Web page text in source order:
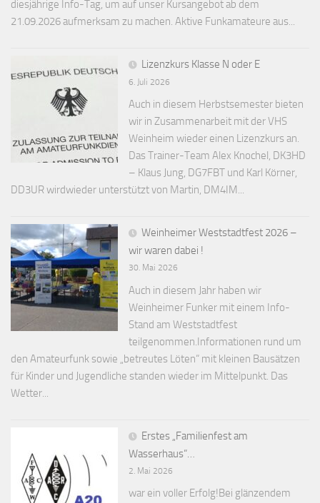
diesjährige Info-Tag, um auf unser Kursangebot ab dem
21.09.2026 aufmerksam zu machen. Aktive Funkamateure aus...
Lizenzkurs Klasse N oder E
6. Juli 2026
Auch in diesem Herbstsemester bieten
wir in Zusammenarbeit mit der VHS
Weinheim wieder einen Lizenzkurs an.
Das Trainer-Team Alex Knochel, DK3HD
– Klaus Jung, DG7FBT und Karl Körner,
DD3UR wirdwieder unterstützt von Martin, DM4IM...
Weinheimer Weststadtfest 2026 –
wir waren dabei !
30. Mai 2026
Auch in diesem Jahr haben wir
Weinheimer Funker mit einem Info-
Stand am Weststadtfest
teilgenommen.Informationen rund um
den Amateurfunk sowie „betreutes Löten“ mit kleinen Bausätzen
für Kinder und Jugendliche standen wieder im Mittelpunkt. Das
Wetter...
Erstes „Familienfest am
Wasserhaus“…
2. Mai 2026
war ein voller Erfolg!Bei glänzendem